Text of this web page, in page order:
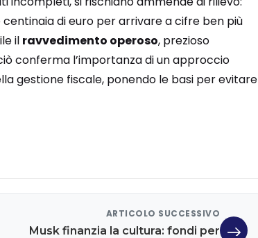
di euro per arrivare a cifre ben più
il ravvedimento operoso, prezioso
conferma l’importanza di un approccio
gestione fiscale, ponendo le basi per evitare
ARTICOLO SUCCESSIVO
Musk finanzia la cultura: fondi per